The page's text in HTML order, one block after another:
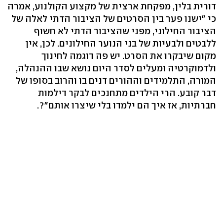
דורית בלין, מפקחת ארצית של מקצוע הקולנוע, אמרה
כי "ישנו פער בין הסרטים של הציבור הדתי לאלה של
הציבור החילוני, מפני שהציבור הדתי לא חשוף
ללבטים ולבעיות של בני הנוער החילונים. לכן, אין
מקום שיבקרו את הסרט. יש פה דוגמה לחינוך
ולדמוקרטיה ומעלים לסדר היום נושא שבו ההנהלה,
המורה, התלמידים וההורים דנים בו והרוב בסופו של
דבר קובע. הרי הילדים מתחנכים לבקר דילמות
חברתיות, אז איך הם ילמדו בלי שיצרו אותם"?.